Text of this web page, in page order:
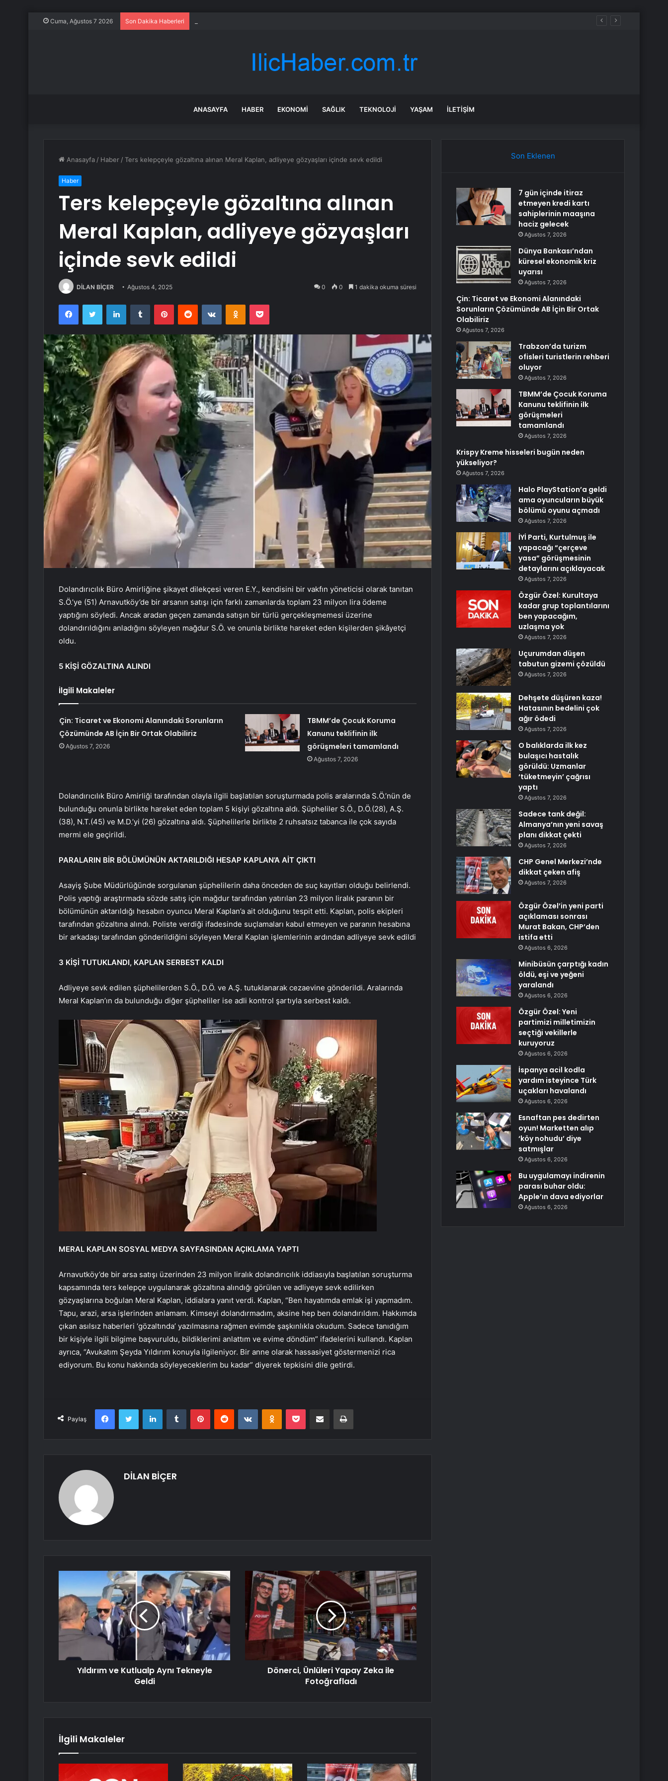
Cuma, Ağustos 7 2026 Son Dakika Haberleri
ANASAYFA HABER EKONOMI SAĞLIK TEKNOLOJI YAŞAM İLETIŞIM
Anasayfa / Haber /Ters kelepçeyle gözaltına alınan Meral Kaplan, adliyeye gözyaşları içinde sevk edildi
Haber
Ters kelepçeyle gözaltına alınan
Meral Kaplan, adliyeye gözyaşları
içinde sevk edildi
DİLAN BİÇER Ağustos 4, 2025 0 0 1 dakika okuma süresi
FacebookTwitter LinkedInTumblr PinterestReddit VKontakteOdnoklassniki
Pocket
Dolandırıcılık Büro Amirliğine şikayet dilekçesi veren E.Y., kendisini bir vakfın yöneticisi olarak tanıtan
S.Ö.’ye (51) Arnavutköy’de bir arsanın satışı için farklı zamanlarda toplam 23 milyon lira ödeme
yaptığını söyledi. Ancak aradan geçen zamanda satışın bir türlü gerçekleşmemesi üzerine
dolandırıldığını anladığını söyleyen mağdur S.Ö. ve onunla birlikte hareket eden kişilerden şikâyetçi
oldu.
5 KİŞİ GÖZALTINA ALINDI
İlgili Makaleler
Çin: Ticaret ve Ekonomi Alanındaki Sorunların
Çözümünde AB İçin Bir Ortak Olabiliriz
Ağustos 7, 2026
TBMM’de Çocuk Koruma
Kanunu teklifinin ilk
görüşmeleri tamamlandı
Ağustos 7, 2026
Dolandırıcılık Büro Amirliği tarafından olayla ilgili başlatılan soruşturmada polis aralarında S.Ö.’nün de
bulunduğu onunla birlikte hareket eden toplam 5 kişiyi gözaltına aldı. Şüpheliler S.Ö., D.Ö.(28), A.Ş.
(38), N.T.(45) ve M.D.’yi (26) gözaltına aldı. Şüphelilerle birlikte 2 ruhsatsız tabanca ile çok sayıda
mermi ele geçirildi.
PARALARIN BİR BÖLÜMÜNÜN AKTARILDIĞI HESAP KAPLAN’A AİT ÇIKTI
Asayiş Şube Müdürlüğünde sorgulanan şüphelilerin daha önceden de suç kayıtları olduğu belirlendi.
Polis yaptığı araştırmada sözde satış için mağdur tarafından yatırılan 23 milyon liralık paranın bir
bölümünün aktarıldığı hesabın oyuncu Meral Kaplan’a ait olduğunu tespit etti. Kaplan, polis ekipleri
tarafından gözaltına alındı. Poliste verdiği ifadesinde suçlamaları kabul etmeyen ve paranın hesabına
bir arkadaşı tarafından gönderildiğini söyleyen Meral Kaplan işlemlerinin ardından adliyeye sevk edildi
3 KİŞİ TUTUKLANDI, KAPLAN SERBEST KALDI
Adliyeye sevk edilen şüphelilerden S.Ö., D.Ö. ve A.Ş. tutuklanarak cezaevine gönderildi. Aralarında
Meral Kaplan’ın da bulunduğu diğer şüpheliler ise adli kontrol şartıyla serbest kaldı.
MERAL KAPLAN SOSYAL MEDYA SAYFASINDAN AÇIKLAMA YAPTI
Arnavutköy’de bir arsa satışı üzerinden 23 milyon liralık dolandırıcılık iddiasıyla başlatılan soruşturma
kapsamında ters kelepçe uygulanarak gözaltına alındığı görülen ve adliyeye sevk edilirken
gözyaşlarına boğulan Meral Kaplan, iddialara yanıt verdi. Kaplan, “Ben hayatımda emlak işi yapmadım.
Tapu, arazi, arsa işlerinden anlamam. Kimseyi dolandırmadım, aksine hep ben dolandırıldım. Hakkımda
çıkan asılsız haberleri ‘gözaltında’ yazılmasına rağmen evimde şaşkınlıkla okudum. Sadece tanıdığım
bir kişiyle ilgili bilgime başvuruldu, bildiklerimi anlattım ve evime döndüm” ifadelerini kullandı. Kaplan
ayrıca, “Avukatım Şeyda Yıldırım konuyla ilgileniyor. Bir anne olarak hassasiyet göstermenizi rica
ediyorum. Bu konu hakkında söyleyeceklerim bu kadar” diyerek tepkisini dile getirdi.
Paylaş
FacebookTwitter LinkedInTumblr PinterestReddit VKontakteOdnoklassniki
Pocket E-Posta ile paylaş Yazdır
DİLAN BİÇER
Yıldırım ve Kutlualp Aynı Tekneyle
Geldi
Dönerci, Ünlüleri Yapay Zeka ile
Fotoğrafladı
İlgili Makaleler
Son Eklenen
7 gün içinde itiraz
etmeyen kredi kartı
sahiplerinin maaşına
haciz gelecek
Ağustos 7, 2026
Dünya Bankası’ndan
küresel ekonomik kriz
uyarısı
Ağustos 7, 2026
Çin: Ticaret ve Ekonomi Alanındaki
Sorunların Çözümünde AB İçin Bir Ortak
Olabiliriz
Ağustos 7, 2026
Trabzon’da turizm
ofisleri turistlerin rehberi
oluyor
Ağustos 7, 2026
TBMM’de Çocuk Koruma
Kanunu teklifinin ilk
görüşmeleri
tamamlandı
Ağustos 7, 2026
Krispy Kreme hisseleri bugün neden
yükseliyor?
Ağustos 7, 2026
Halo PlayStation’a geldi
ama oyuncuların büyük
bölümü oyunu açmadı
Ağustos 7, 2026
İYİ Parti, Kurtulmuş ile
yapacağı “çerçeve
yasa” görüşmesinin
detaylarını açıklayacak
Ağustos 7, 2026
Özgür Özel: Kurultaya
kadar grup toplantılarını
ben yapacağım,
uzlaşma yok
Ağustos 7, 2026
Uçurumdan düşen
tabutun gizemi çözüldü
Ağustos 7, 2026
Dehşete düşüren kaza!
Hatasının bedelini çok
ağır ödedi
Ağustos 7, 2026
O balıklarda ilk kez
bulaşıcı hastalık
görüldü: Uzmanlar
‘tüketmeyin’ çağrısı
yaptı
Ağustos 7, 2026
Sadece tank değil:
Almanya’nın yeni savaş
planı dikkat çekti
Ağustos 7, 2026
CHP Genel Merkezi’nde
dikkat çeken afiş
Ağustos 7, 2026
Özgür Özel’in yeni parti
açıklaması sonrası
Murat Bakan, CHP’den
istifa etti
Ağustos 6, 2026
Minibüsün çarptığı kadın
öldü, eşi ve yeğeni
yaralandı
Ağustos 6, 2026
Özgür Özel: Yeni
partimizi milletimizin
seçtiği vekillerle
kuruyoruz
Ağustos 6, 2026
İspanya acil kodla
yardım isteyince Türk
uçakları havalandı
Ağustos 6, 2026
Esnaftan pes dedirten
oyun! Marketten alıp
‘köy nohudu’ diye
satmışlar
Ağustos 6, 2026
Bu uygulamayı indirenin
parası buhar oldu:
Apple’ın dava ediyorlar
Ağustos 6, 2026